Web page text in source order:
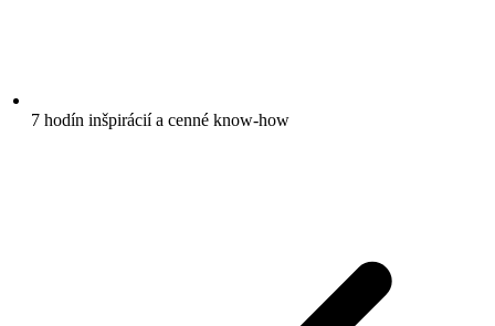
7 hodín inšpirácií a cenné know-how